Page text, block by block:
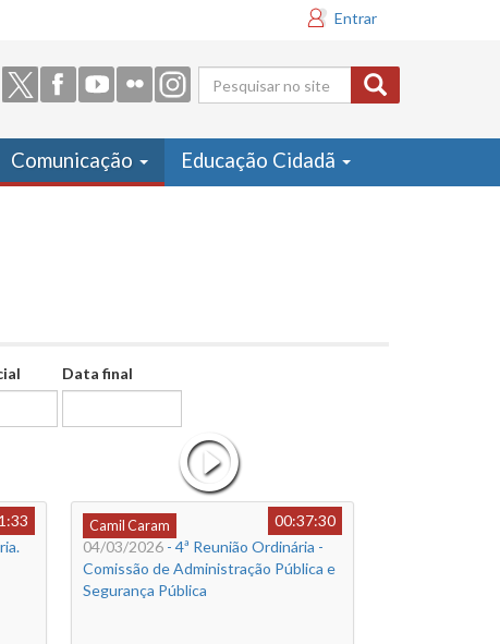
Entrar
Formulário
de busca
Comunicação Educação Cidadã
Data final
Camil Caram
00:37:30
04/03/2026 - 4ª Reunião Ordinária -
Comissão de Administração Pública e
Segurança Pública